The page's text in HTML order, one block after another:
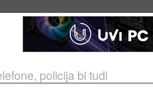
policija bi tudi